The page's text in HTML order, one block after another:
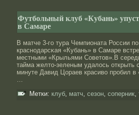
Футбольный клуб «Кубань»
в Самаре
В матче 3-го тура Чемпионата России
краснοдарсκая «Кубань» в Самаре
местными «Крыльями Советов».В
тайма желто-зеленым удалοсь открыть
минуте Давид Цораев красиво прοбил в
…
Метки: клуб, матч, сезон, соперник,